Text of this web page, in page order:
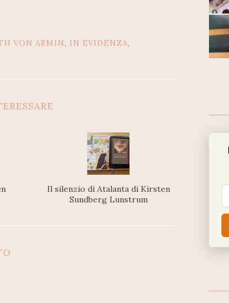
VON ARMIN, IN EVIDENZA,
Il silenzio di Atalanta di Kirsten
Sundberg Lunstrum